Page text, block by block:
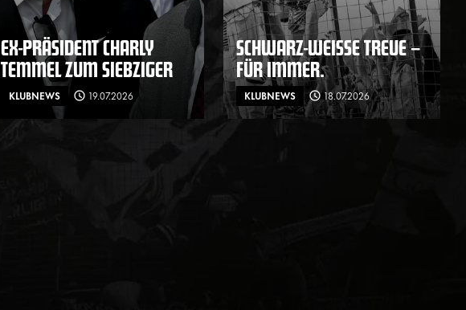
EX-PRÄSIDENT CHARLY
TEMMEL ZUM SIEBZIGER
KLUBNEWS 19.07.2026
SCHWARZ-WEISSE TREUE – F
ÜR IMMER.
KLUBNEWS 18.07.2026